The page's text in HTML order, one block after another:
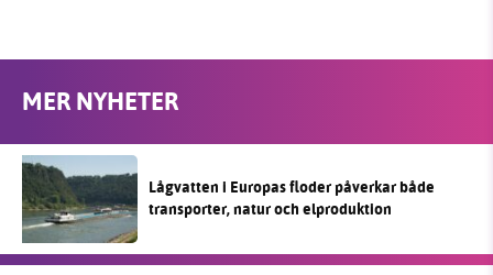
MER NYHETER
Lågvatten i Europas floder påverkar både
transporter, natur och elproduktion